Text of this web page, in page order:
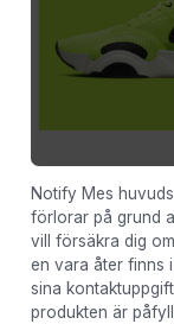
Notify Mes
förlorar på grund
vill försäkra dig
en vara åter finns
sina
produkten är